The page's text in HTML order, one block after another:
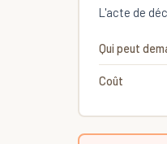
L'acte de
Qui peut
Coût